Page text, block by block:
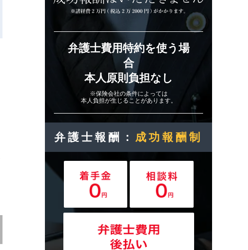
弁護士費用特約を使う場
合
本人原則負担なし
※保険会社の条件によっては
本人負担が生じることがあります。
弁護士報酬： 成功報酬制